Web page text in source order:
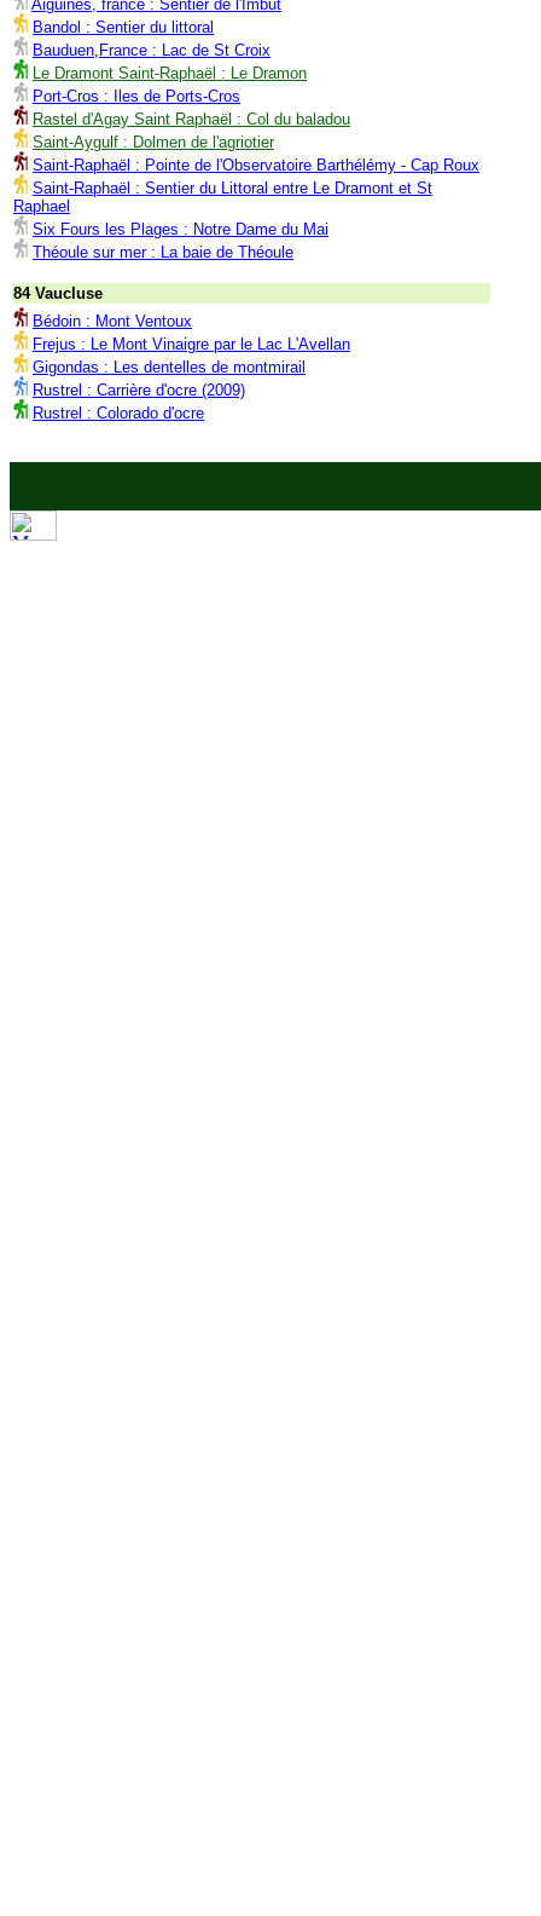
Aiguines, france : Sentier de l'Imbut
Bandol : Sentier du littoral
Bauduen,France : Lac de St Croix
Le Dramont Saint-Raphaël : Le Dramon
Port-Cros : Iles de Ports-Cros
Rastel d'Agay Saint Raphaël : Col du baladou
Saint-Aygulf : Dolmen de l'agriotier
Saint-Raphaël : Pointe de l'Observatoire Barthélémy - Cap Roux
Saint-Raphaël : Sentier du Littoral entre Le Dramont et St
Raphael
Six Fours les Plages : Notre Dame du Mai
Théoule sur mer : La baie de Théoule
84 Vaucluse
Bédoin : Mont Ventoux
Frejus : Le Mont Vinaigre par le Lac L'Avellan
Gigondas : Les dentelles de montmirail
Rustrel : Carrière d'ocre (2009)
Rustrel : Colorado d'ocre